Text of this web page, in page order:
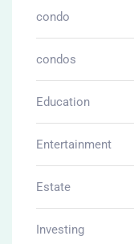
condo
condos
Education
Entertainment
Estate
Investing